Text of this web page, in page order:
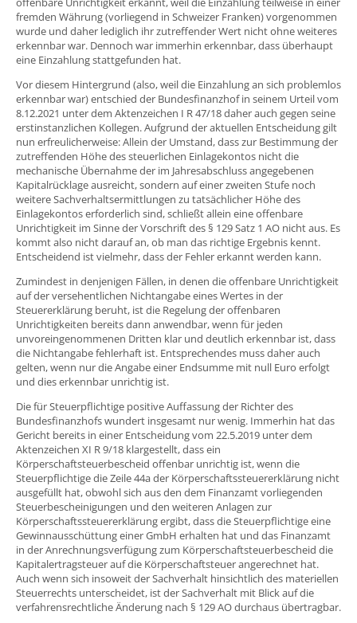
fremden Währung (vorliegend in Schweizer Franken) vorgenommen
wurde und daher lediglich ihr zutreffender Wert nicht ohne weiteres
erkennbar war. Dennoch war immerhin erkennbar, dass überhaupt
eine Einzahlung stattgefunden hat.
Vor diesem Hintergrund (also, weil die Einzahlung an sich problemlos
erkennbar war) entschied der Bundesfinanzhof in seinem Urteil vom
8.12.2021 unter dem Aktenzeichen I R 47/18 daher auch gegen seine
erstinstanzlichen Kollegen. Aufgrund der aktuellen Entscheidung gilt
nun erfreulicherweise: Allein der Umstand, dass zur Bestimmung der
zutreffenden Höhe des steuerlichen Einlagekontos nicht die
mechanische Übernahme der im Jahresabschluss angegebenen
Kapitalrücklage ausreicht, sondern auf einer zweiten Stufe noch
weitere Sachverhaltsermittlungen zu tatsächlicher Höhe des
Einlagekontos erforderlich sind, schließt allein eine offenbare
Unrichtigkeit im Sinne der Vorschrift des § 129 Satz 1 AO nicht aus. Es
kommt also nicht darauf an, ob man das richtige Ergebnis kennt.
Entscheidend ist vielmehr, dass der Fehler erkannt werden kann.
Zumindest in denjenigen Fällen, in denen die offenbare Unrichtigkeit
auf der versehentlichen Nichtangabe eines Wertes in der
Steuererklärung beruht, ist die Regelung der offenbaren
Unrichtigkeiten bereits dann anwendbar, wenn für jeden
unvoreingenommenen Dritten klar und deutlich erkennbar ist, dass
die Nichtangabe fehlerhaft ist. Entsprechendes muss daher auch
gelten, wenn nur die Angabe einer Endsumme mit null Euro erfolgt
und dies erkennbar unrichtig ist.
Die für Steuerpflichtige positive Auffassung der Richter des
Bundesfinanzhofs wundert insgesamt nur wenig. Immerhin hat das
Gericht bereits in einer Entscheidung vom 22.5.2019 unter dem
Aktenzeichen XI R 9/18 klargestellt, dass ein
Körperschaftsteuerbescheid offenbar unrichtig ist, wenn die
Steuerpflichtige die Zeile 44a der Körperschaftssteuererklärung nicht
ausgefüllt hat, obwohl sich aus den dem Finanzamt vorliegenden
Steuerbescheinigungen und den weiteren Anlagen zur
Körperschaftssteuererklärung ergibt, dass die Steuerpflichtige eine
Gewinnausschüttung einer GmbH erhalten hat und das Finanzamt
in der Anrechnungsverfügung zum Körperschaftsteuerbescheid die
Kapitalertragsteuer auf die Körperschaftsteuer angerechnet hat.
Auch wenn sich insoweit der Sachverhalt hinsichtlich des materiellen
Steuerrechts unterscheidet, ist der Sachverhalt mit Blick auf die
verfahrensrechtliche Änderung nach § 129 AO durchaus übertragbar.